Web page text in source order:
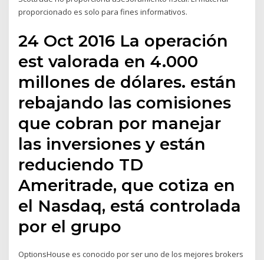
proporcionado es solo para fines informativos.
24 Oct 2016 La operación
est valorada en 4.000
millones de dólares. están
rebajando las comisiones
que cobran por manejar
las inversiones y están
reduciendo TD
Ameritrade, que cotiza en
el Nasdaq, está controlada
por el grupo
OptionsHouse es conocido por ser uno de los mejores brokers